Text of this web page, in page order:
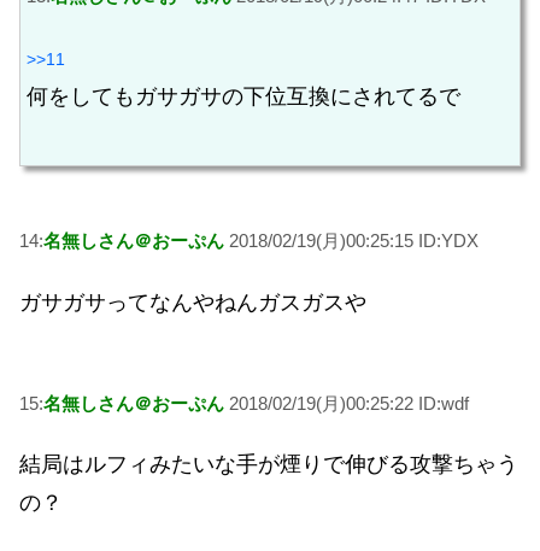
>>11
何をしてもガサガサの下位互換にされてるで
14:名無しさん＠おーぷん 2018/02/19(月)00:25:15 ID:YDX
ガサガサってなんやねんガスガスや
15:名無しさん＠おーぷん 2018/02/19(月)00:25:22 ID:wdf
結局はルフィみたいな手が煙りで伸びる攻撃ちゃう
の？